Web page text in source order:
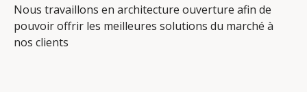
Nous travaillons en architecture ouverture afin de
pouvoir offrir les meilleures solutions du marché à
nos clients